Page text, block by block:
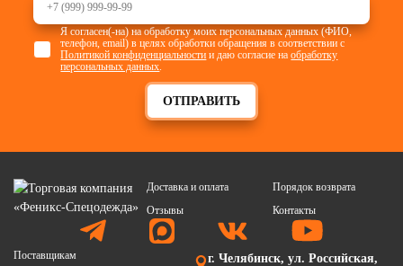
ОТПРАВИТЬ
Я согласен(-на) на обработку моих персональных данных (ФИО,
телефон, email) в целях обработки обращения в соответствии с
Политикой конфиденциальности и даю согласие наобработку
персональных данных
Доставка и оплата
Порядок возврата
Отзывы
Контакты
Поставщикам
г. Челябинск, ул. Российская,